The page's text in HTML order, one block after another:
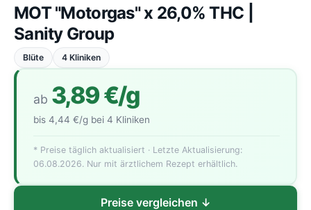
MOT "Motorgas" x 26,0% THC |
Sanity Group
Blüte 4 Kliniken
ab 3,89 €/g
bis 4,44 €/g bei 4 Kliniken
* Preise täglich aktualisiert · Letzte Aktualisierung:
06.08.2026. Nur mit ärztlichem Rezept erhältlich.
Preise vergleichen ↓